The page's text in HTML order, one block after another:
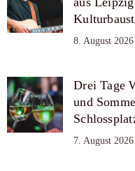
8. August 2026
Drei Tage
und
7. August 2026